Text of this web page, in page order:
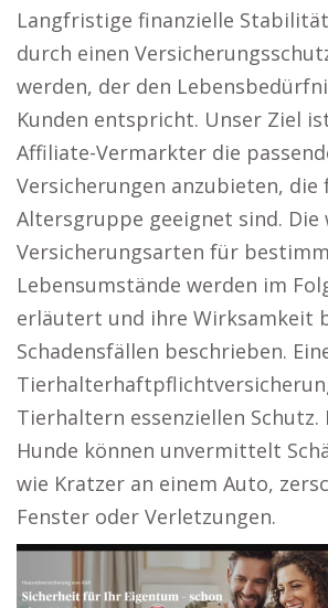
Langfristige finanzielle
durch einen
werden, der den
Kunden entspricht. Unser Ziel
Affiliate-Vermarkter die
Versicherungen anzubieten, die
Altersgruppe geeignet sind.
Versicherungsarten für
Lebensumstände werden im
erläutert und ihre Wirksamkeit
Schadensfällen beschrieben.
Tierhaltern essenziellen Schutz.
Hunde können unvermittelt
wie Kratzer an einem Auto,
Fenster oder Verletzungen.